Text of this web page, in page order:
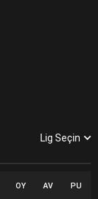
Lig Seçin
OY AV PU